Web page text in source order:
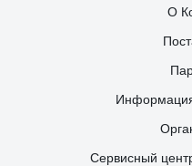
О
Сервисный